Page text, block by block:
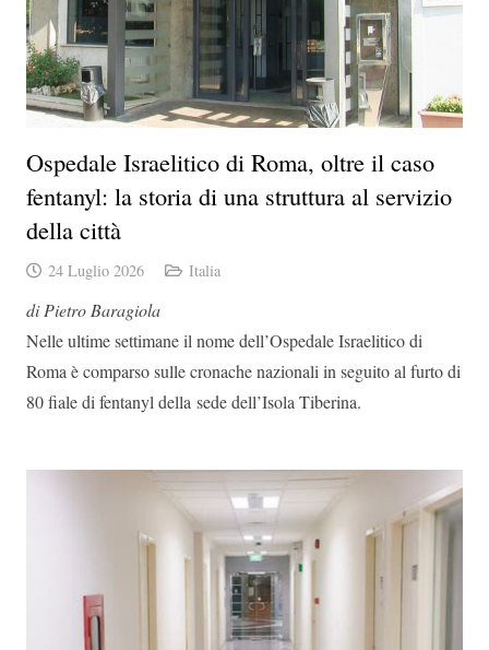
Ospedale Israelitico di Roma, oltre il caso
fentanyl: la storia di una struttura al servizio
della città
24 Luglio 2026 Italia
di Pietro Baragiola
Nelle ultime settimane il nome dell’Ospedale Israelitico di
Romaè comparso sulle cronache nazionali in seguito alfurto di
80 fiale di fentanyl della sede dell’Isola Tiberina.